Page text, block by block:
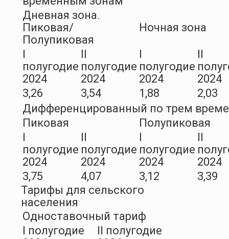
Дневная зона.
Пиковая/
Полупиковая
Ночная зона
полугодие
2024
полугодие
2024
полугодие
2024
2024
3,26
3,54 1,88
2,03
Дифференцированный по трем
Пиковая
Полупиковая
полугодие
2024
полугодие
2024
полугодие
2024
2024
3,75
4,07 3,12
3,39
Тарифы для сельского
населения
Одноставочный тариф
I полугодие
II полугодие